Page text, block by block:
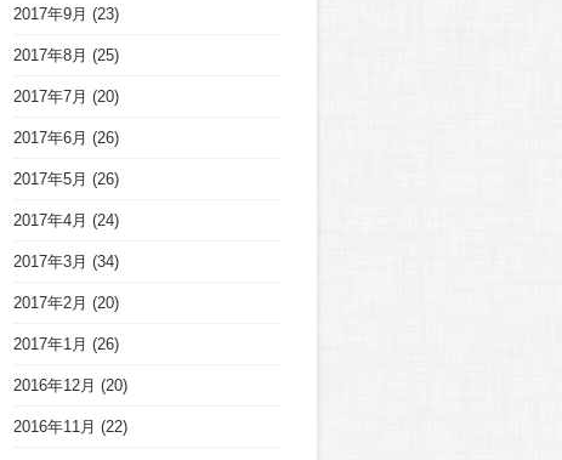
2017年9月 (23)
2017年8月 (25)
2017年7月 (20)
2017年6月 (26)
2017年5月 (26)
2017年4月 (24)
2017年3月 (34)
2017年2月 (20)
2017年1月 (26)
2016年12月 (20)
2016年11月 (22)